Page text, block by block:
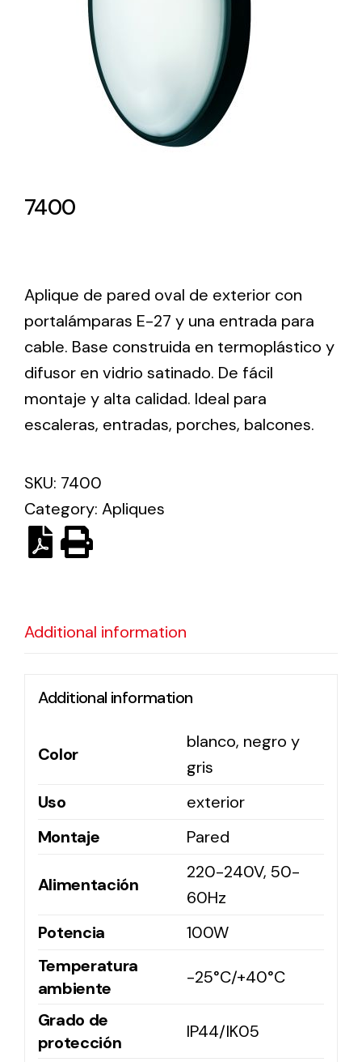
Lighting and Electrical
Equipment
Complete solutions in lighting and electrical
material for each project and need
ventilación industriales
Ventilation
different uses
Variedad de soluciones solares para todo tipo
Variety of solar solutions for all kinds of needs.
7400
Aplique de pared oval de exterior con
portalámparas E-27 y una entrada para
cable. Base construida en termoplástico y
difusor en vidrio satinado. De fácil
montaje y alta calidad. Ideal para
escaleras, entradas, porches, balcones.
SKU: 7400
Category: Apliques
Additional information
Additional information
Color
blanco, negro y
gris
Uso
exterior
Montaje
Pared
Alimentación
220-240V, 50-
60Hz
Potencia
100W
Temperatura
ambiente
-25°C/+40°C
Grado de
protección
IP44/IK05